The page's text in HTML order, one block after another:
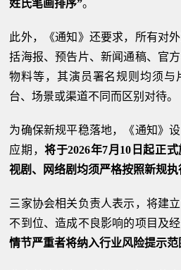
姓氏笔画排序”。
此外，《通知》还要求，所有对
括海报、预告片、新闻通稿、官
物料等，其演员署名规则均须与
台、场景或渠道不同而区别对待。
为确保新规平稳落地，《通知》
应期，将于2026年7月10日起正式
视剧、网络剧均须严格按照新规执
三家协会相关负责人表示，将建
不到位、造成不良影响的项目及
情节严重者将纳入行业风险提示范